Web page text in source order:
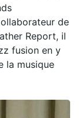
de
Report, il
fusion en y
la musique